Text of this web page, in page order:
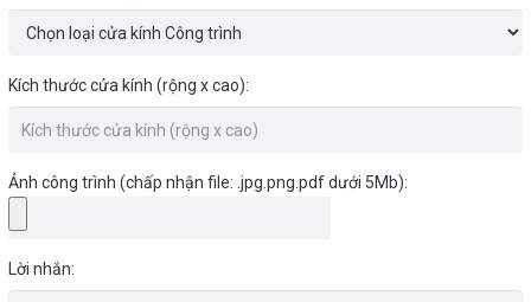
Kích thước cửa kính (rộng x cao):
Ảnh công trình (chấp nhận file: .jpg.png.pdf dưới 5Mb):
Lời nhắn: